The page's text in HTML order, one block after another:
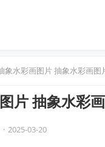
象水彩画图片 抽象水彩画图
片 抽象水彩
· 2025-03-20